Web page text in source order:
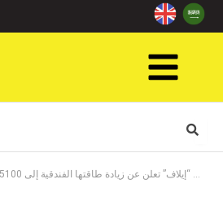
مجموعة “إيلاف” تعلن عن زيادة طاقتها الفندقية إلى 5100 غرفة بنهاية 2024